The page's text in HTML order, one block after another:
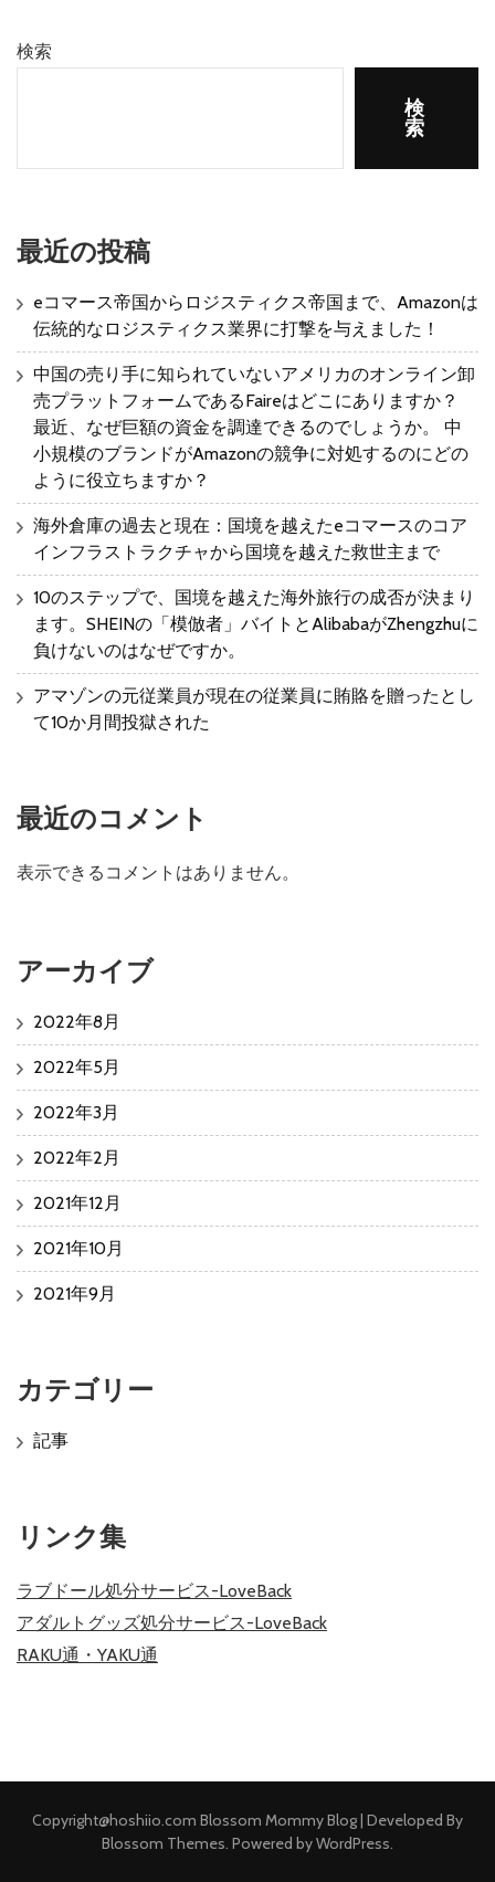
検索
検
索
最近の投稿
eコマース帝国からロジスティクス帝国まで、Amazonは
伝統的なロジスティクス業界に打撃を与えました！
中国の売り手に知られていないアメリカのオンライン卸
売プラットフォームであるFaireはどこにありますか？
最近、なぜ巨額の資金を調達できるのでしょうか。 中
小規模のブランドがAmazonの競争に対処するのにどの
ように役立ちますか？
海外倉庫の過去と現在：国境を越えたeコマースのコア
インフラストラクチャから国境を越えた救世主まで
10のステップで、国境を越えた海外旅行の成否が決まり
ます。SHEINの「模倣者」バイトとAlibabaがZhengzhuに
負けないのはなぜですか。
アマゾンの元従業員が現在の従業員に賄賂を贈ったとし
て10か月間投獄された
最近のコメント
表示できるコメントはありません。
アーカイブ
2022年8月
2022年5月
2022年3月
2022年2月
2021年12月
2021年10月
2021年9月
カテゴリー
記事
リンク集
ラブドール処分サービス-LoveBack
アダルトグッズ処分サービス-LoveBack
RAKU通・YAKU通
Copyright@hoshiio.com Blossom Mommy Blog | Developed By
Blossom Themes. Powered byWordPress.